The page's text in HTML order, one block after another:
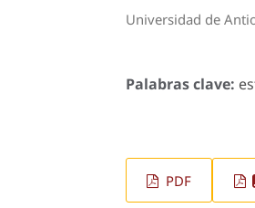
Universidad de
Palabras clave:
PDF